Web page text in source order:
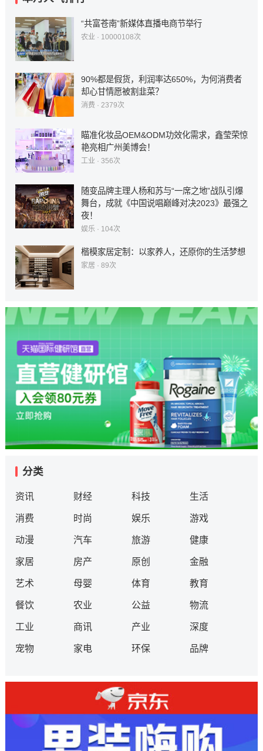
“共富苍南”新媒体直播电商节举行
农业 · 10000108次
90%都是假货，利润率达650%，为何消费者
却心甘情愿被割韭菜？
消费 · 2379次
瞄准化妆品OEM&ODM功效化需求，鑫莹荣惊
艳亮相广州美博会！
工业 · 356次
随变品牌主理人杨和苏与“一席之地”战队引爆
舞台，成就《中国说唱巅峰对决2023》最强之
夜！
娱乐 · 104次
楷模家居定制：以家养人，还原你的生活梦想
家居 · 89次
分类
资讯 财经 科技 生活
消费 时尚 娱乐 游戏
动漫 汽车 旅游 健康
家居 房产 原创 金融
艺术 母婴 体育 教育
餐饮 农业 公益 物流
工业 商讯 产业 深度
宠物 家电 环保 品牌